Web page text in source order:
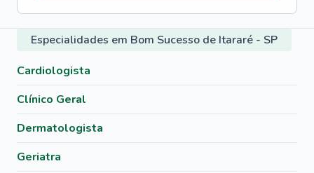
Especialidades em Bom Sucesso de Itararé - SP
Cardiologista
Clínico Geral
Dermatologista
Geriatra